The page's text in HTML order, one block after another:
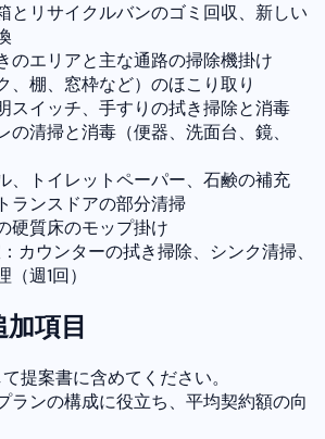
とリサイクルバンのゴミ回収、新しい
のエリアと主な通路の掃除機掛け
、棚、窓枠など）のほこり取り
スイッチ、手すりの拭き掃除と消毒
の清掃と消毒（便器、洗面台、鏡、
、トイレットペーパー、石鹸の補充
ランスドアの部分清掃
硬質床のモップ掛け
カウンターの拭き掃除、シンク清掃、
週1回）
項目
提案書に含めてください。
ンの構成に役立ち、平均契約額の向